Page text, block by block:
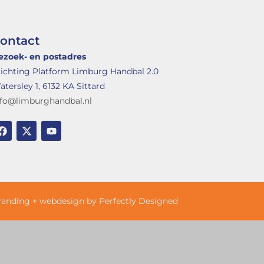
en postadres
Platform Limburg Handbal 2.0
1, 6132 KA Sittard
+ webdesign by Perfectly Designed